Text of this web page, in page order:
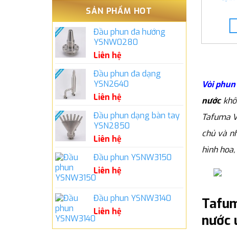
SẢN PHẨM HOT
Đầu phun đa hướng
YSNW0280
Liên hệ
Đầu phun đa dạng
YSN2640
Liên hệ
Đầu phun dạng bàn tay
YSN2850
Liên hệ
Đầu phun YSNW3150
Liên hệ
Đầu phun YSNW3140
Liên hệ
Vòi
nước
Tafuma
chủ và
hình
nước